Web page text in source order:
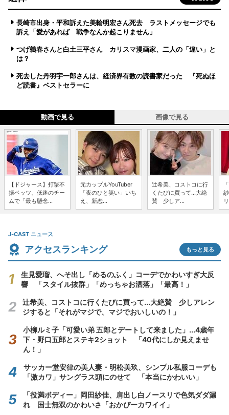
長崎市出身・平和訴えた美輪明宏さん死去 ラストメッセージでも
訴え「愛があれば 戦争なんか起こりません」
つげ義春さんと白土三平さん カリスマ漫画家、二人の「違い」と
は？
死去した丹羽宇一郎さんは、経済界有数の読書家だった 『死ぬほ
ど読書』ベストセラーに
動画で見る 画像で見る
【ドジャース】打撃不
振ベッツ、低迷のチー
ムで「最も懸念...
元カップルYouTuber
「夜のひと笑い」いち
え、新恋...
辻希美、コストコに行
くたびに買って...大絶
賛 少しア...
J-CAST ニュース
アクセスランキング もっと見る
生見愛瑠、へそ出し「めるのふく」コーデでかわいすぎ大反
響 「スタイル抜群」「めっちゃお洒落」「最高！」
辻希美、コストコに行くたびに買って...大絶賛 少しアレン
ジすると「それがマジで、マジでおいしいの！」
小柳ルミ子「可愛い弟 五郎とデートして来ました」...4歳年
下・野口五郎とステキ2ショット 「40代にしか見えませ
ん！」
サッカー堂安律の美人妻・明松美玖、シンプル私服コーデも
「激カワ」サングラス頭にのせて 「本当にかわいい」
「役満ボディー」岡田紗佳、肩出し白ノースリで色気ダダ漏
れ 国士無双のかわいさ「おかぴーカワイイ」